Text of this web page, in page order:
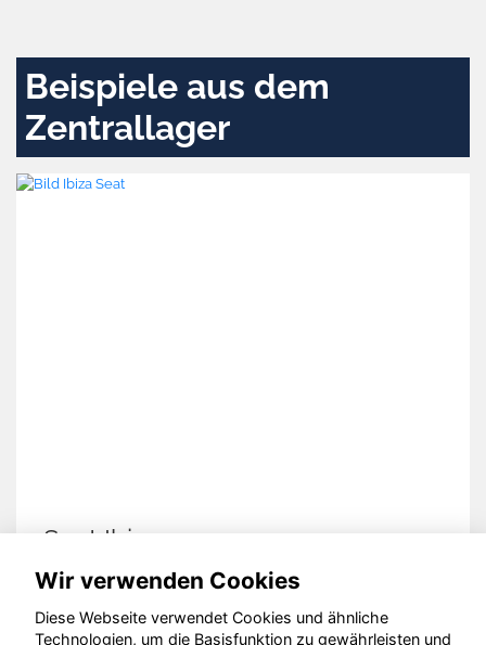
Beispiele aus dem
Zentrallager
Seat Ibiza
Wir verwenden Cookies
Diese Webseite verwendet Cookies und ähnliche
Technologien, um die Basisfunktion zu gewährleisten und